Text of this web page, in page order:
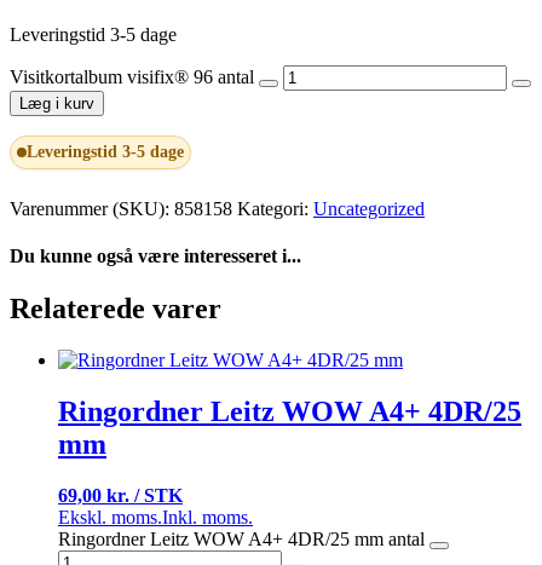
Leveringstid 3-5 dage
Visitkortalbum visifix® 96 antal
Læg i kurv
Leveringstid 3-5 dage
Varenummer (SKU): 858158 Kategori: Uncategorized
Du kunne også være interesseret i...
Relaterede varer
Ringordner Leitz WOW A4+ 4DR/25
mm
69,00 kr. / STK
Ekskl. moms.Inkl. moms.
Ringordner Leitz WOW A4+ 4DR/25 mm antal